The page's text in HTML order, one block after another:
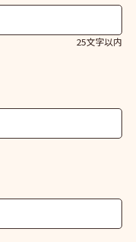
25文字以内